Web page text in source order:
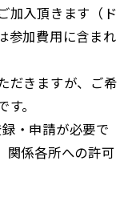
加入頂きます（ド
参加費用に含まれ
だきますが、ご希
。
・申請が必要で
関係各所への許可